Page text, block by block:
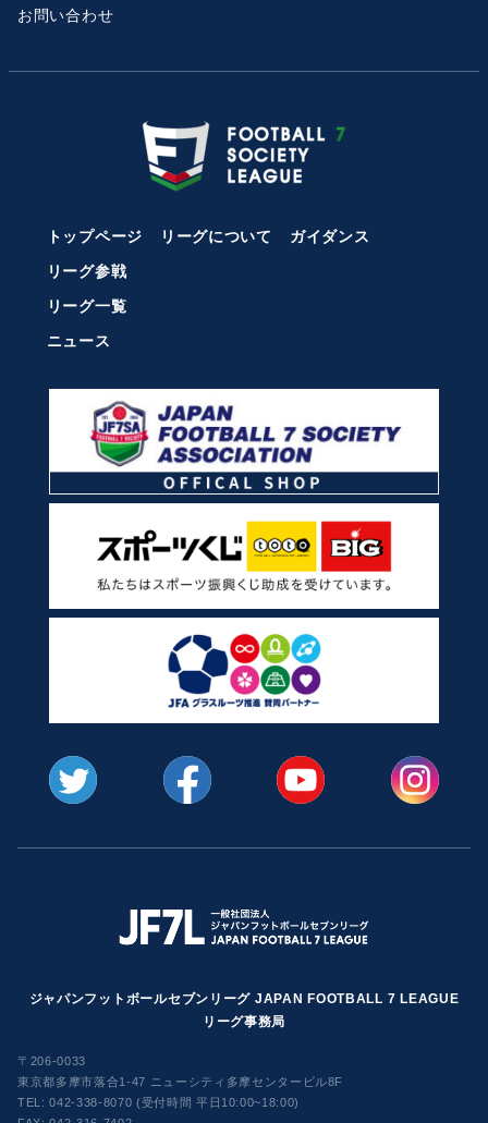
お問い合わせ
トップページ リーグについて
ガイダンス
リーグ参戦
リーグ一覧
ニュース
ジャパンフットボールセブンリーグ JAPAN FOOTBALL 7 LEAGUE
リーグ事務局
〒206-0033
東京都多摩市落合1-47 ニューシティ多摩センタービル8F
TEL:042-338-8070 (受付時間 平日10:00~18:00)